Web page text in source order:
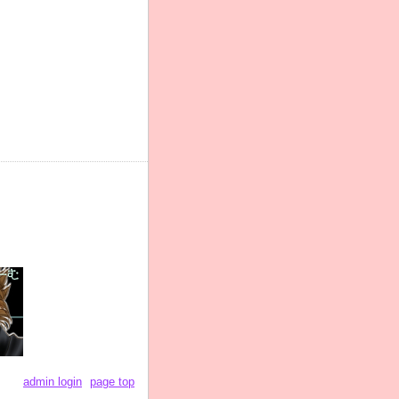
admin login page top